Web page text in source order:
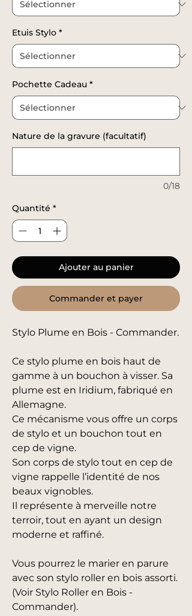
Etuis Stylo *
Pochette Cadeau *
Nature de la gravure (facultatif)
0/18
Quantité *
Ajouter au panier
Commander et payer
Stylo Plume en Bois - Commander.
Ce stylo plume en bois haut de
gamme à un bouchon à visser. Sa
plume est en Iridium, fabriqué en
Allemagne.
Ce mécanisme vous offre un corps
de stylo et un bouchon tout en
cep de vigne.
Son corps de stylo tout en cep de
vigne rappelle l’identité de nos
beaux vignobles.
Il représente à merveille notre
terroir, tout en ayant un design
moderne et raffiné.
Vous pourrez le marier en parure
avec son stylo roller en bois assorti.
(Voir Stylo Roller en Bois -
Commander).